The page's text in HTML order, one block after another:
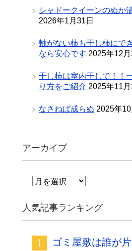
シャドークイーンのぬか
2026年1月31日
軸がない柿も干し柿にで
なら安心です 2025年12月
干し柿は室内干しで！！
り方をご紹介 2025年11月
なさねば成らぬ 2025年10
アーカイブ
ア
イ
ブ
人気記事ランキング
ゴミ屋敷は誰が